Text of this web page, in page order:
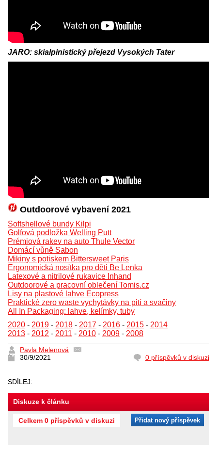
JARO: skialpinistický přejezd Vysokých Tater
Outdoorové vybavení 2021
Softshellové bundy Kilpi
Golfová podložka Welling Putt
Prémiová rakev na auto Thule Vector
Domácí vůně Sabon
Mikiny s potiskem Bittersweet Paris
Ergonomická nosítka pro děti Be Lenka
Latexové a nitrilové rukavice Inhand
Outdoorové a pracovní oblečení Tomis.cz
Lisy na plastové lahve Ecopress
Praktické zero waste vychytávky na pití a svačiny
All In Packaging: lahve, kelímky, tuby
2020 - 2019 - 2018 - 2017 - 2016 - 2015 - 2014
2013 - 2012 - 2011 - 2010 - 2009 - 2008
Pavla Melenová
30/9/2021
0 příspěvků v diskuzi
SDÍLEJ:
Diskuze k článku
Celkem 0 příspěvků v diskuzi Přidat nový příspěvek